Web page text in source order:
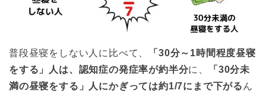
普段昼寝をしない人に比べて、
「30分～1時間程度昼寝
をする」人は、 認知症の発症率が約半分に、
「30分未
満の昼寝をする」人にかぎっては約1/7にまで下がる ん